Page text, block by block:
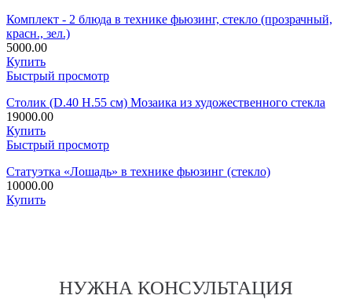
Комплект - 2 блюда в технике фьюзинг, стекло (прозрачный,
красн., зел.)
5000.00
Купить
Быстрый просмотр
Столик (D.40 H.55 см) Мозаика из художественного стекла
19000.00
Купить
Быстрый просмотр
Статуэтка «Лошадь» в технике фьюзинг (стекло)
10000.00
Купить
НУЖНА КОНСУЛЬТАЦИЯ